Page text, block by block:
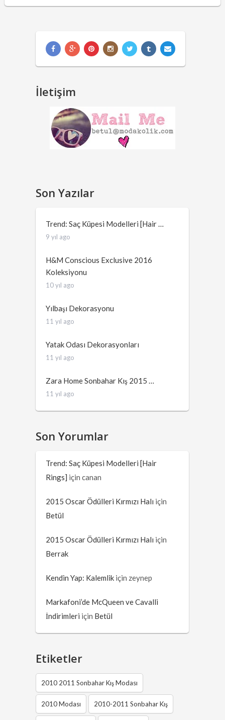
İletişim
Son Yazılar
Trend: Saç Küpesi Modelleri [Hair …
9 yıl ago
H&M Conscious Exclusive 2016
Koleksiyonu
10 yıl ago
Yılbaşı Dekorasyonu
11 yıl ago
Yatak Odası Dekorasyonları
11 yıl ago
Zara Home Sonbahar Kış 2015 …
11 yıl ago
Son Yorumlar
Trend: Saç Küpesi Modelleri [Hair
Rings] içincanan
2015 Oscar Ödülleri Kırmızı Halı için
Betül
2015 Oscar Ödülleri Kırmızı Halı için
Berrak
Kendin Yap: Kalemlik için zeynep
Markafoni’de McQueen ve Cavalli
İndirimleri için Betül
Etiketler
2010 2011 Sonbahar Kış Modası
2010 Modası 2010-2011 Sonbahar Kış